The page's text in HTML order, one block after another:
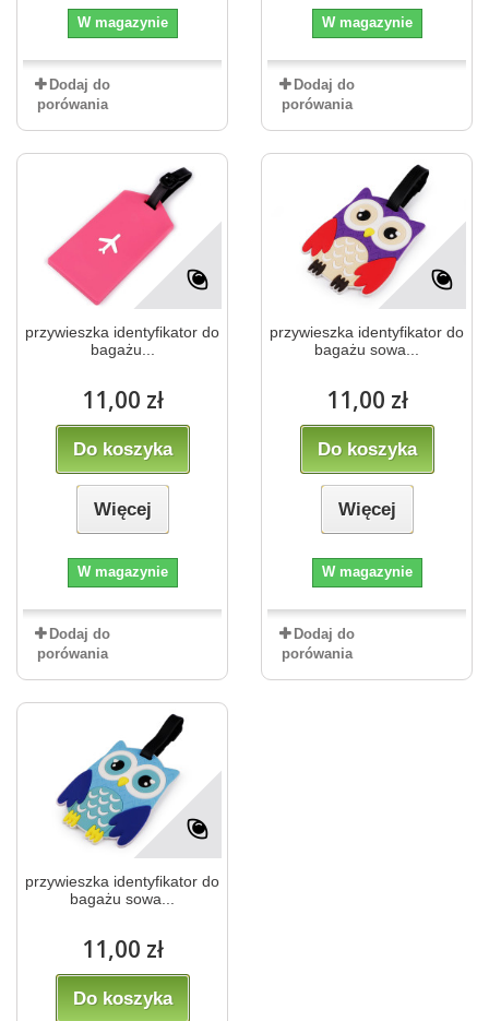
W magazynie
Dodaj do
porówania
W magazynie
Dodaj do
porówania
przywieszka identyfikator do
bagażu...
11,00 zł
Do koszyka
Więcej
W magazynie
Dodaj do
porówania
przywieszka identyfikator do
bagażu sowa...
11,00 zł
Do koszyka
Więcej
W magazynie
Dodaj do
porówania
przywieszka identyfikator do
bagażu sowa...
11,00 zł
Do koszyka